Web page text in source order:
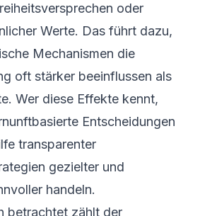
oder
Werte. Das führt dazu,
Mechanismen die
oft stärker beeinflussen als
Wer diese Effekte kennt,
Entscheidungen
transparenter
gezielter und
handeln.
betrachtet zählt der